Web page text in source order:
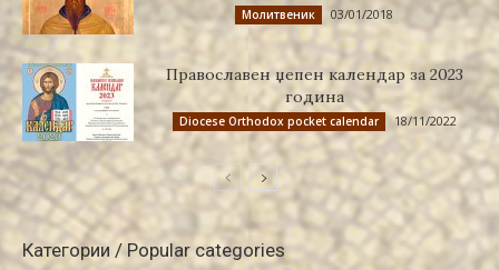
Молитвеник 03/01/2018
Православен џепен календар за 2023
година
Diocese Orthodox pocket calendar 18/11/2022
Категории / Popular categories